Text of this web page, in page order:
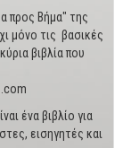
προς Βήμα" της
μόνο τις βασικές
βιβλία που
ένα βιβλίο για
εισηγητές και